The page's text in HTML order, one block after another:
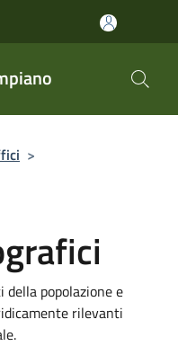
>
della popolazione e
rilevanti